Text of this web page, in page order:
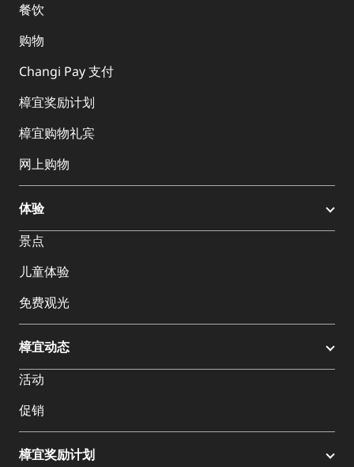
餐饮
购物
Changi Pay 支付
樟宜奖励计划
樟宜购物礼宾
网上购物
体验
景点
儿童体验
免费观光
樟宜动态
活动
促销
樟宜奖励计划